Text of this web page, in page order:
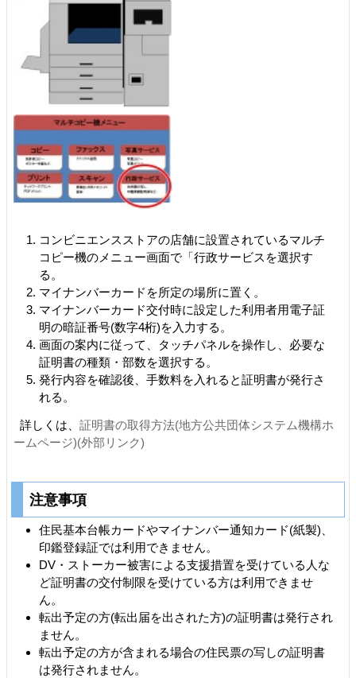
コンビニエンスストアの店舗に設置されているマルチ
コピー機のメニュー画面で「行政サービスを選択す
る。
マイナンバーカードを所定の場所に置く。
マイナンバーカード交付時に設定した利用者用電子証
明の暗証番号(数字4桁)を入力する。
画面の案内に従って、タッチパネルを操作し、必要な
証明書の種類・部数を選択する。
発行内容を確認後、手数料を入れると証明書が発行さ
れる。
詳しくは、 証明書の取得方法(地方公共団体システム機構ホ
ームページ)(外部リンク)
注意事項
住民基本台帳カードやマイナンバー通知カード(紙製)、
印鑑登録証では利用できません。
DV・ストーカー被害による支援措置を受けている人な
ど証明書の交付制限を受けている方は利用できませ
ん。
転出予定の方(転出届を出された方)の証明書は発行され
ません。
転出予定の方が含まれる場合の住民票の写しの証明書
は発行されません。